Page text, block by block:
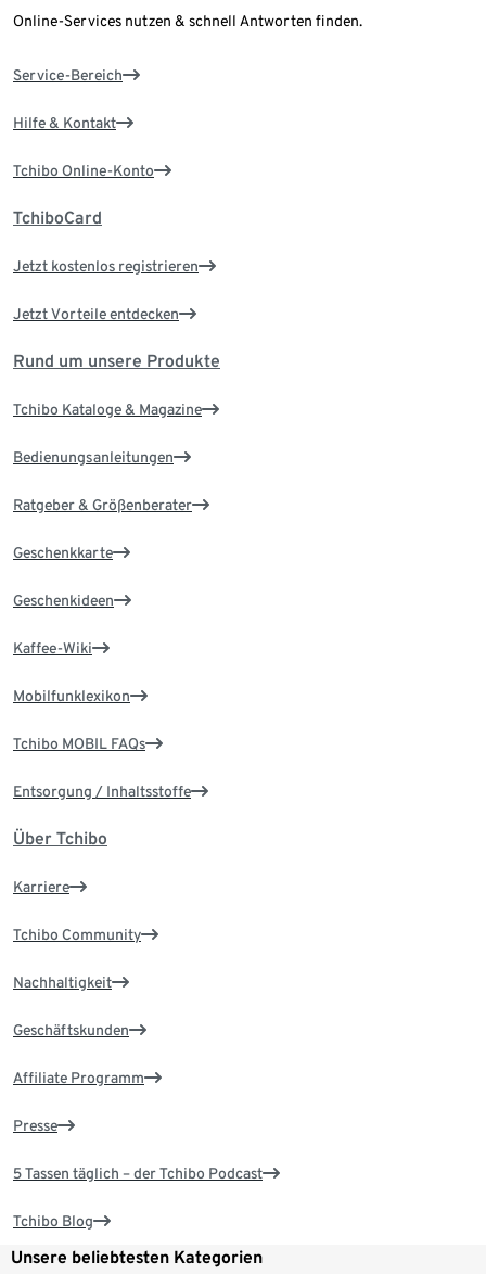
Online-Services nutzen & schnell Antworten finden.
Service-Bereich
Hilfe & Kontakt
Tchibo Online-Konto
TchiboCard
Jetzt kostenlos registrieren
Jetzt Vorteile entdecken
Rund um unsere Produkte
Tchibo Kataloge & Magazine
Bedienungsanleitungen
Ratgeber & Größenberater
Geschenkkarte
Geschenkideen
Kaffee-Wiki
Mobilfunklexikon
Tchibo MOBIL FAQs
Entsorgung / Inhaltsstoffe
Über Tchibo
Karriere
Tchibo Community
Nachhaltigkeit
Geschäftskunden
Affiliate Programm
Presse
5 Tassen täglich – der Tchibo Podcast
Tchibo Blog
Unsere beliebtesten Kategorien